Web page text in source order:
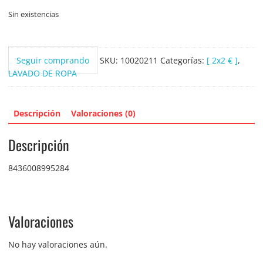
Sin existencias
Seguir comprando SKU: 10020211 Categorías: [ 2x2 € ],
LAVADO DE ROPA
Descripción Valoraciones (0)
Descripción
8436008995284
Valoraciones
No hay valoraciones aún.